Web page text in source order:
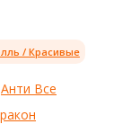
/ Красивые
Анти Все